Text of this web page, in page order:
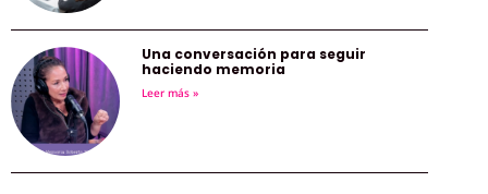
Una conversación para seguir
haciendo memoria
Leer más »